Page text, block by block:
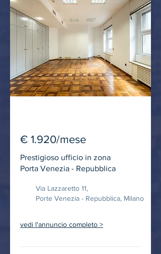
€ 1.920/mese
Prestigioso ufficio in zona
Porta Venezia - Repubblica
Via Lazzaretto 11,
Porte Venezia - Repubblica, Milano
vedi l'annuncio completo >